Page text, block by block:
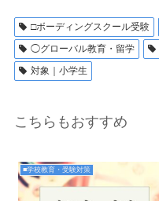
□ボーディングスクール受験
◯グローバル教育・留学
対象｜小学生
こちらもおすすめ
■学校教育・受験対策